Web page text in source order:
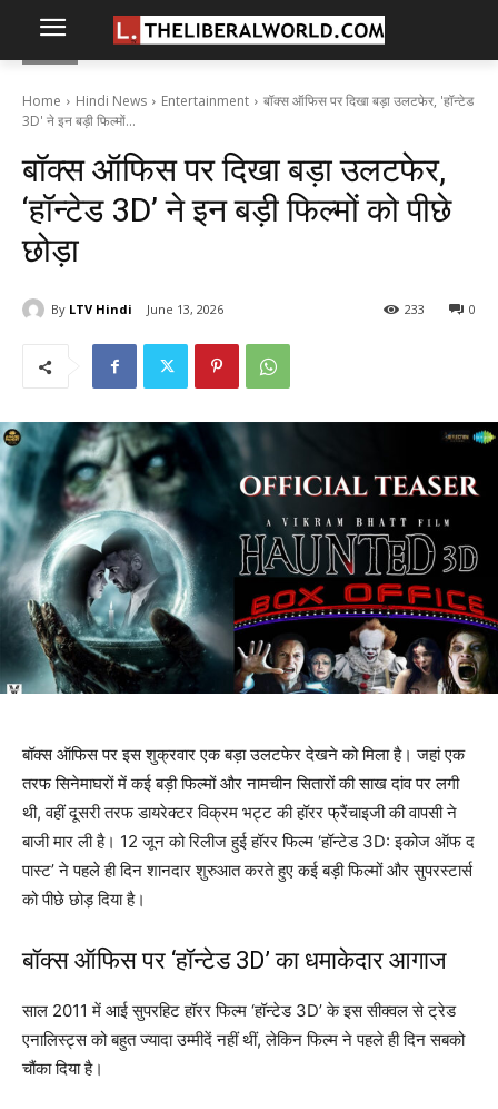
Home Hindi News Entertainment
बॉक्स ऑफिस पर दिखा बड़ा उलटफेर, 'हॉन्टेड
3D' ने इन बड़ी फिल्मों...
बॉक्स ऑफिस पर दिखा बड़ा उलटफेर,
‘हॉन्टेड 3D’ ने इन बड़ी फिल्मों को पीछे
छोड़ा
By LTV Hindi June 13, 2026 0
233
बॉक्स ऑफिस पर इस शुक्रवार एक बड़ा उलटफेर देखने को मिला है। जहां एक
तरफ सिनेमाघरों में कई बड़ी फिल्मों और नामचीन सितारों की साख दांव पर लगी
थी, वहीं दूसरी तरफ डायरेक्टर विक्रम भट्ट की हॉरर फ्रैंचाइजी की वापसी ने
बाजी मार ली है। 12 जून को रिलीज हुई हॉरर फिल्म ‘हॉन्टेड 3D: इकोज ऑफ द
पास्ट’ ने पहले ही दिन शानदार शुरुआत करते हुए कई बड़ी फिल्मों और सुपरस्टार्स
को पीछे छोड़ दिया है।
बॉक्स ऑफिस पर ‘हॉन्टेड 3D’ का धमाकेदार आगाज
साल 2011 में आई सुपरहिट हॉरर फिल्म ‘हॉन्टेड 3D’ के इस सीक्वल से ट्रेड
एनालिस्ट्स को बहुत ज्यादा उम्मीदें नहीं थीं, लेकिन फिल्म ने पहले ही दिन सबको
चौंका दिया है।